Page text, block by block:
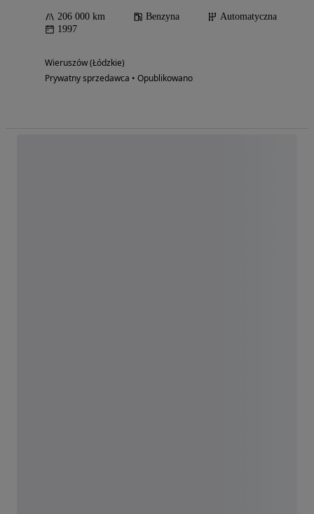
206 000 km Benzyna
Automatyczna
1997
Wieruszów (Łódzkie)
Prywatny sprzedawca • Opublikowano